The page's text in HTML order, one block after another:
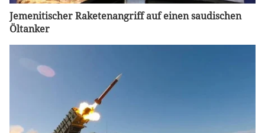
Jemenitischer Raketenangriff auf einen saudischen
Öltanker